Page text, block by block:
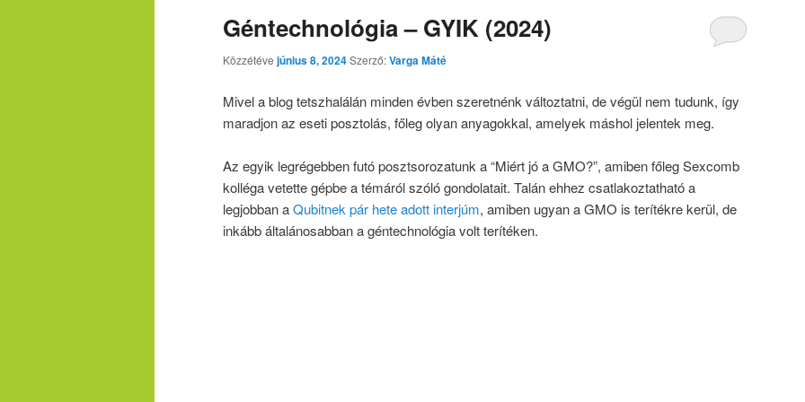
Géntechnológia – GYIK (2024)
Közzétéve június 8, 2024Szerző:Varga Máté
Mivel a blog tetszhalálán minden évben szeretnénk változtatni, de végül nem tudunk, így
maradjon az eseti posztolás, főleg olyan anyagokkal, amelyek máshol jelentek meg.
Az egyik legrégebben futó posztsorozatunk a “Miért jó a GMO?”, amiben főleg Sexcomb
kolléga vetette gépbe a témáról szóló gondolatait. Talán ehhez csatlakoztatható a
legjobban aQubitnek pár hete adott interjúm, amiben ugyan a GMO is terítékre kerül, de
inkább általánosabban a géntechnológia volt terítéken.